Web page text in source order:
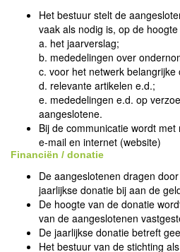
Het bestuur stelt de
vaak als nodig is, op de hoogte
a. het jaarverslag;
b. mededelingen over
c. voor het netwerk belangrijke
d. relevante artikelen e.d.;
e. mededelingen e.d. op
aangeslotene.
Bij de communicatie wordt
e-mail en internet (website)
Financiën / donatie
De aangeslotenen dragen
jaarlijkse donatie bij aan de
De hoogte van de donatie
van de aangeslotenen
De jaarlijkse donatie betreft
Het bestuur van de stichting